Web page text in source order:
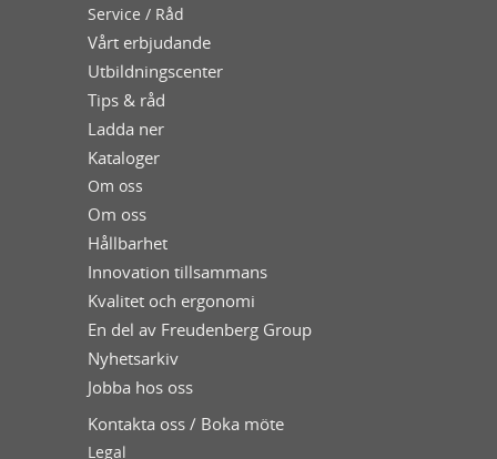
Service / Råd
Vårt erbjudande
Utbildningscenter
Tips & råd
Ladda ner
Kataloger
Om oss
Om oss
Hållbarhet
Innovation tillsammans
Kvalitet och ergonomi
En del av Freudenberg Group
Nyhetsarkiv
Jobba hos oss
Kontakta oss / Boka möte
Legal